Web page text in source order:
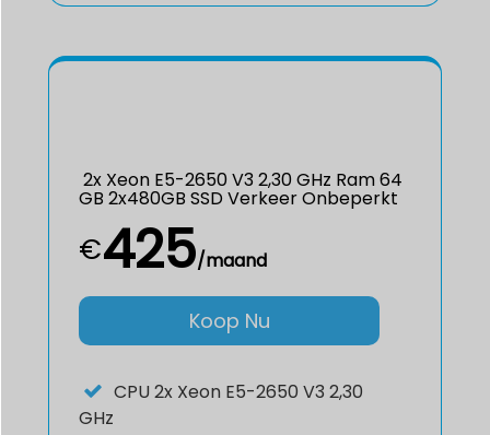
2x Xeon E5-2650 V3 2,30 GHz Ram 64
GB 2x480GB SSD Verkeer Onbeperkt
€425/maand
Koop Nu
CPU 2x Xeon E5-2650 V3 2,30
GHz